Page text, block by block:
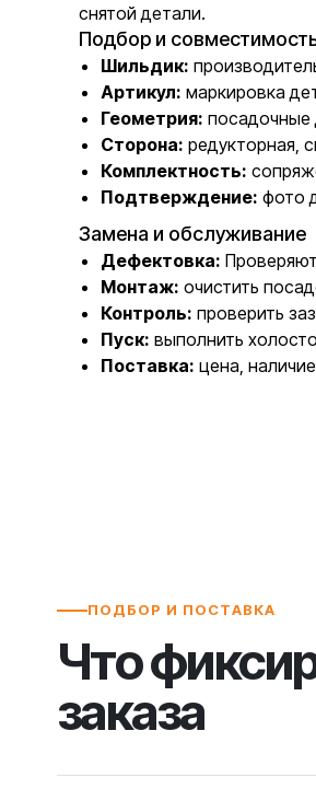
снятой детали.
Подбор и
Шильдик:
Артикул: маркировка
Геометрия: посадочные
Сторона: редукторная,
Комплектность:
Подтверждение: фото
Замена и обслуживание
Дефектовка:
Монтаж: очистить
Контроль: проверить
Пуск: выполнить
Поставка: цена,
ПОДБОР И ПОСТАВКА
Что
заказа